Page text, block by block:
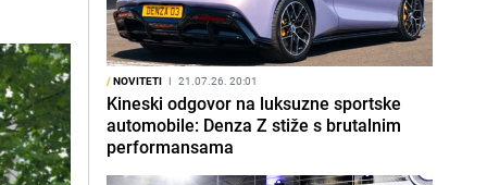
/NOVITETI I 21.07.26. 20:01
Kineski odgovor na luksuzne sportske
automobile: Denza Z stiže s brutalnim
performansama